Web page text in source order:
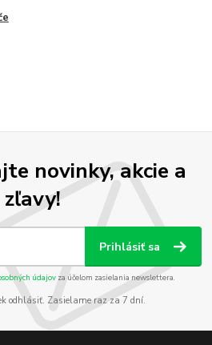
novinky, akcie a
zľavy!
Prihlásiť sa
údajov za účelom zasielania newslettera.
odhlásiť. Zasielame raz za 7 dní.